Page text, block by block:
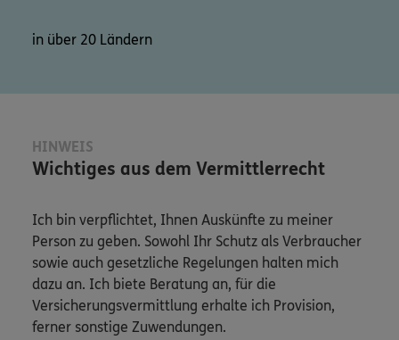
in über 20 Ländern
HINWEIS
Wichtiges aus dem Vermittlerrecht
Ich bin verpflichtet, Ihnen Auskünfte zu meiner
Person zu geben. Sowohl Ihr Schutz als Verbraucher
sowie auch gesetzliche Regelungen halten mich
dazu an. Ich biete Beratung an, für die
Versicherungsvermittlung erhalte ich Provision,
ferner sonstige Zuwendungen.